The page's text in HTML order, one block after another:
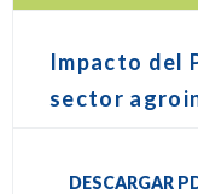
Impacto del
sector
DESCARGAR